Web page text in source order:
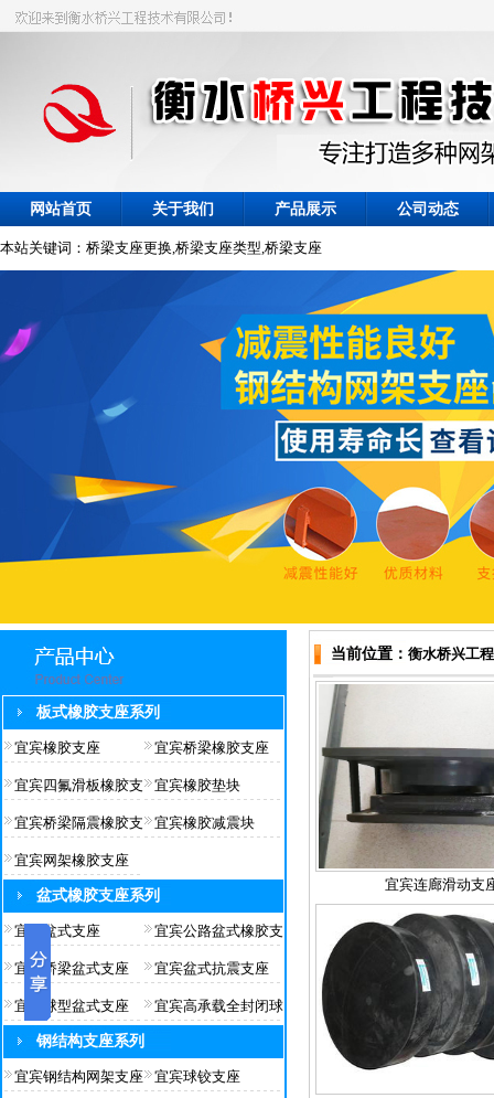
网站首页 关于我们 产品展示 公司动态
本站关键词：桥梁支座更换,桥梁支座类型,桥梁支座
板式橡胶支座系列
宜宾橡胶支座 宜宾桥梁橡胶支座
宜宾四氟滑板橡胶支 宜宾橡胶垫块
宜宾桥梁隔震橡胶支 宜宾橡胶减震块
宜宾网架橡胶支座
盆式橡胶支座系列
宜宾盆式支座 宜宾公路盆式橡胶支
宜宾桥梁盆式支座 宜宾盆式抗震支座
宜宾球型盆式支座 宜宾高承载全封闭球
钢结构支座系列
宜宾钢结构网架支座 宜宾球铰支座
当前位置： 衡水桥兴工
宜宾连廊滑动支